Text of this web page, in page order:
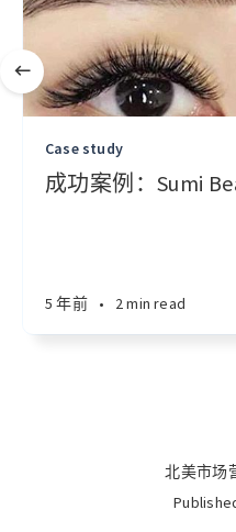
Case study
成功案例：Sumi
5 年前 • 2 min read
北美市场